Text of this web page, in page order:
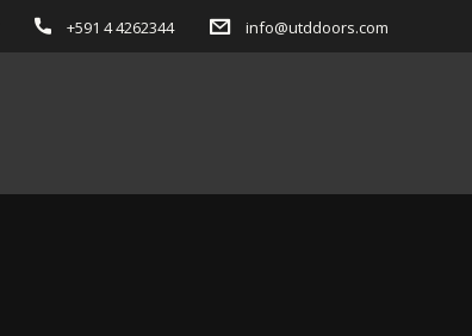
+591 4 4262344 info@utddoors.com